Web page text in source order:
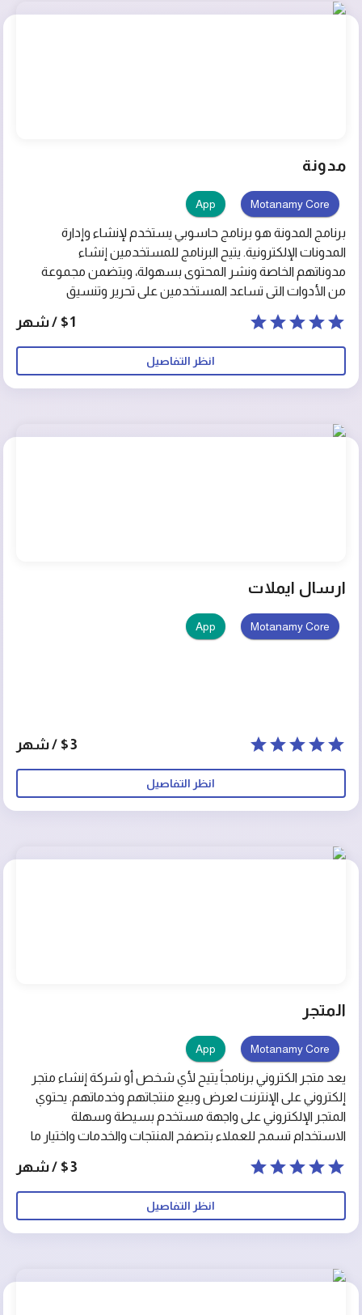
مدونة
Motanamy Core
App
برنامج المدونة هو برنامج حاسوبي يستخدم لإنشاء وإدارة
المدونات الإلكترونية. يتيح البرنامج للمستخدمين إنشاء
مدوناتهم الخاصة ونشر المحتوى بسهولة، ويتضمن مجموعة
من الأدوات التي تساعد المستخدمين على تحرير وتنسيق
المحتويات المتعلقة بالموضوع المدون عنه. يعد برنامج المدونة
أداة مفيدة لإنشاء وإدارة المدونات الإلكترونية، ويستخدم على
نطاق واسع في مجالات مثل الأعمال والموضة والصحة
والتقنية وغيرها.
$1 / شهر
انظر التفاصيل
ارسال ايملات
Motanamy Core
App
$3 / شهر
انظر التفاصيل
المتجر
Motanamy Core
App
يعد متجر الكتروني برنامجاً يتيح لأي شخص أو شركة إنشاء متجر
إلكتروني على الإنترنت لعرض وبيع منتجاتهم وخدماتهم. يحتوي
المتجر الإلكتروني على واجهة مستخدم بسيطة وسهلة
الاستخدام تسمح للعملاء بتصفح المنتجات والخدمات واختيار ما
والتوصيل. ويوفر المتجر الإلكتروني أيضاً إمكانية تحديث قاعدة
بيانات المنتجات والخدمات وإدارة المبيعات والمخزون والعمليات
المالية بسهولة وفعالية. يتميز المتجر الإلكتروني بتوفير تجربة
تسوق مريحة وسلسة للعملاء ويعد أداة أساسية للشركات
الإنترنت.
$3 / شهر
انظر التفاصيل